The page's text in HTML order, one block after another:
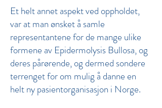
Et helt annet aspekt ved oppholdet,
var at man ønsket å samle
representantene for de mange ulike
formene av Epidermolysis Bullosa, og
deres pårørende, og dermed sondere
terrenget for om mulig å danne en
helt ny pasientorganisasjon i Norge.